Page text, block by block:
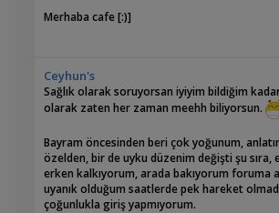
Merhaba cafe [:)]
Ceyhun's
Sağlık olarak soruyorsan iyiyim bildiğim
olarak zaten her zaman meehh biliyorsun.
Bayram öncesinden beri çok yoğunum,
özelden, bir de uyku düzenim değişti şu sıra,
erken kalkıyorum, arada bakıyorum foruma
uyanık olduğum saatlerde pek hareket
çoğunlukla giriş yapmıyorum.